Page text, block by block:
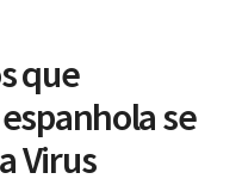
que
se
Virus